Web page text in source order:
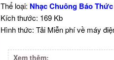
Thể loại: Nhạc Chuông Báo Thức
Kích thước: 169 Kb
Hình thức: Tải Miễn phí về máy
Xem thêm: